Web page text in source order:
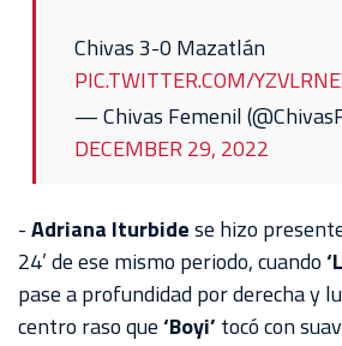
Chivas 3-0 Mazatlán
PIC.TWITTER.COM/
— Chivas Femenil
DECEMBER 29, 2022
-Adriana Iturbidese hizo
24’ de ese mismo periodo, cuando
pase a profundidad por derecha y
centro raso que‘Boyi’ tocó con